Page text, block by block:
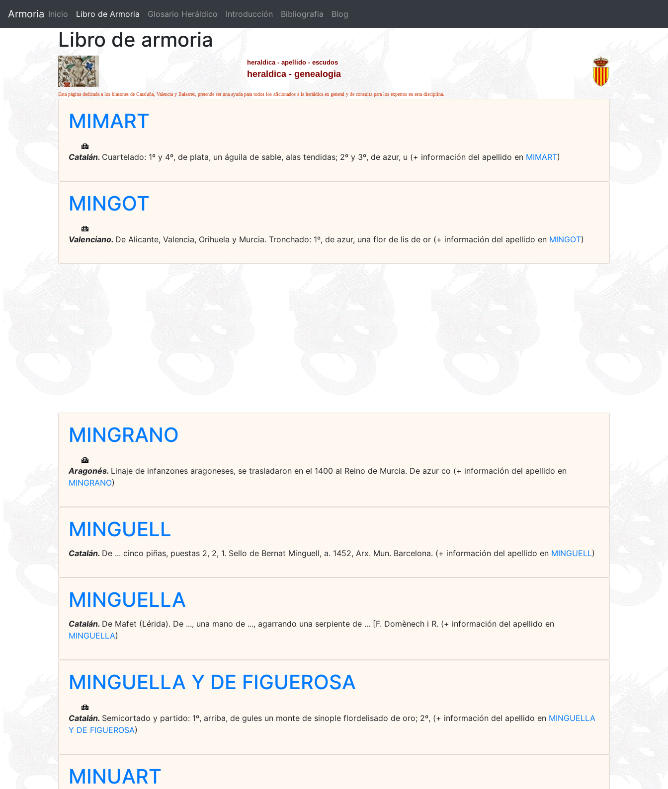
Armoria Inicio Libro de Armoria (current)
Glosario Heráldico Introducción Bibliografia Blog
Libro de armoria
heraldica - apellido - escudos
heraldica - genealogia
Esta página dedicada a los blasones de Cataluña, Valencia y Baleares, pretende ser una ayuda para todos los aficionados a la heráldica en general y de consulta para los expertos en esta disciplina.
MIMART
Catalán. Cuartelado: 1º y 4º, de plata, un águila de sable, alas tendidas; 2º y 3º, de azur, u (+ información del apellido en MIMART)
MINGOT
Valenciano. De Alicante, Valencia, Orihuela y Murcia. Tronchado: 1º, de azur, una flor de lis de or (+ información del apellido en MINGOT)
MINGRANO
Aragonés. Linaje de infanzones aragoneses, se trasladaron en el 1400 al Reino de Murcia. De azur co (+ información del apellido en
MINGRANO)
MINGUELL
Catalán. De ... cinco piñas, puestas 2, 2, 1. Sello de Bernat Minguell, a. 1452, Arx. Mun. Barcelona. (+ información del apellido en MINGUELL)
MINGUELLA
Catalán. De Mafet (Lérida). De ..., una mano de ..., agarrando una serpiente de ... [F. Domènech i R. (+ información del apellido en
MINGUELLA)
MINGUELLA Y DE FIGUEROSA
Catalán. Semicortado y partido: 1º, arriba, de gules un monte de sinople flordelisado de oro; 2º, (+ información del apellido en MINGUELLA
Y DE FIGUEROSA)
MINUART